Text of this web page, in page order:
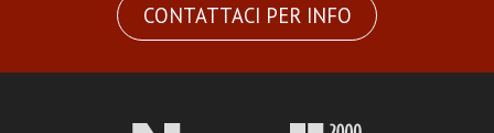
CONTATTACI PER INFO